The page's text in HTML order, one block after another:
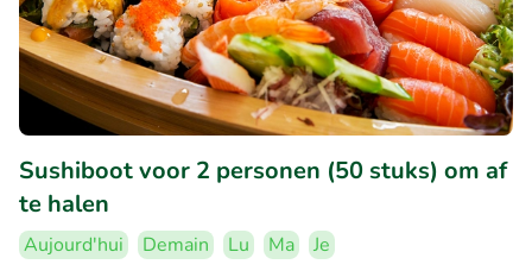
Sushiboot voor 2 personen (50 stuks) om af
te halen
Aujourd'hui Demain Lu Ma
Je